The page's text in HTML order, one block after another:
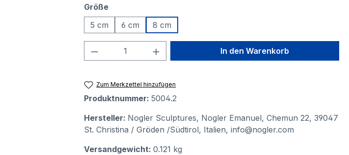
Größeauswählen
5 cm
6 cm 8 cm
Produkt Anzahl: Gib den gewünschten Wert
In den Warenkorb
Zum Merkzettel hinzufügen
Produktnummer: 5004.2
Hersteller: Nogler Sculptures, Nogler Emanuel, Chemun 22, 39047
St. Christina / Gröden /Südtirol, Italien, info@nogler.com
Versandgewicht: 0.121 kg